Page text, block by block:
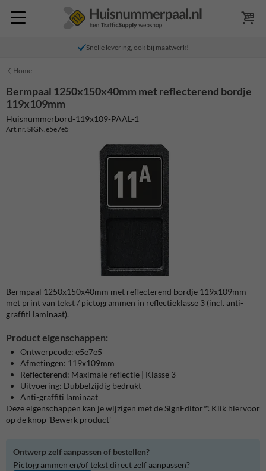
Snelle levering, ook bij maatwerk!
Home
Bermpaal 1250x150x40mm met reflecterend bordje
119x109mm
Huisnummerbord-119x109-PAAL-1
Art.nr. SIGN.e5e7e5
Bermpaal 1250x150x40mm met reflecterend bordje 119x109mm
met print van tekst / pictogrammen in reflectieklasse 3 (incl. anti-
graffiti laminaat).
Product eigenschappen:
Ontwerpcode: e5e7e5
Afmetingen: 119x109mm
Reflecterend: Maximale reflectie | Klasse 3
Uitvoering: Dubbelzijdig bedrukt
Anti-graffiti laminaat
Deze eigenschappen kan je wijzigen met de SignEditor™. Klik hiervoor
op de knop 'Bewerk product'
Ontwerp zelf aanpassen of bestellen?
Pictogrammen en/of tekst direct zelf aanpassen?